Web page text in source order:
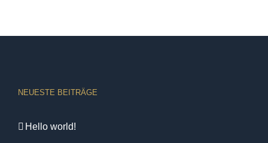
NEUESTE BEITRÄGE
Hello world!